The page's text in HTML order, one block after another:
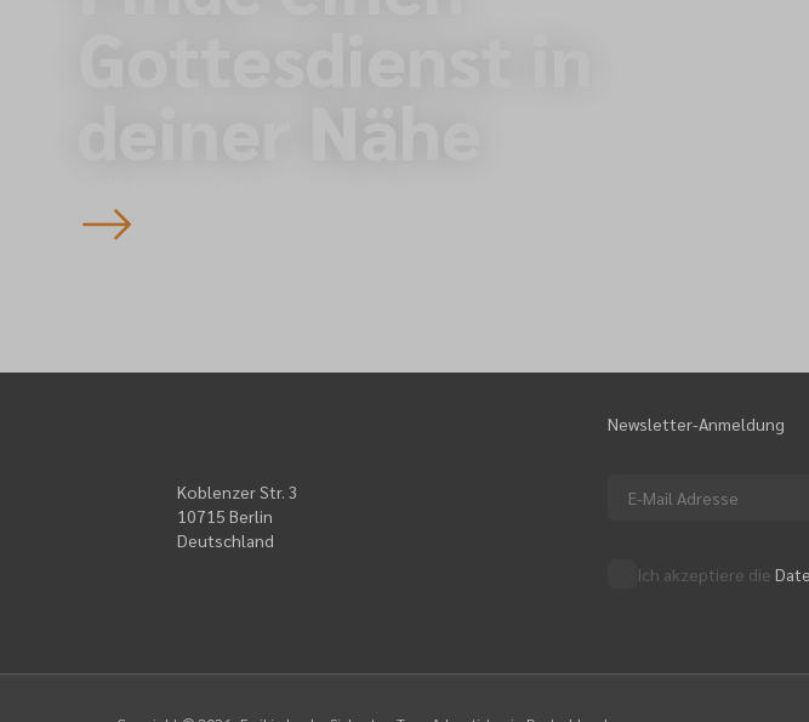
Koblenzer Str. 3
10715 Berlin
Deutschland
Newsletter-Anmeldung
Ich akzeptiere die